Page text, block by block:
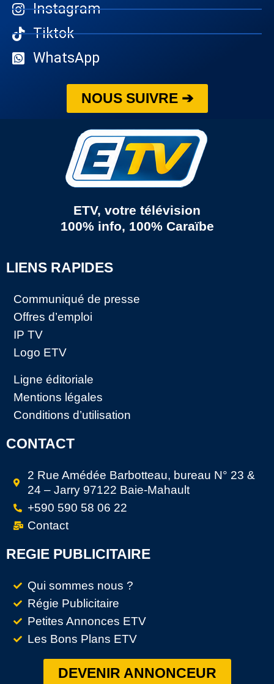
Instagram
Tiktok
WhatsApp
NOUS SUIVRE ➔
ETV, votre télévision
100% info, 100% Caraïbe
LIENS RAPIDES
Communiqué de presse
Offres d’emploi
IP TV
Logo ETV
Ligne éditoriale
Mentions légales
Conditions d’utilisation
CONTACT
2 Rue Amédée Barbotteau, bureau N° 23 &
24 – Jarry 97122 Baie-Mahault
+590 590 58 06 22
Contact
REGIE PUBLICITAIRE
Qui sommes nous ?
Régie Publicitaire
Petites Annonces ETV
Les Bons Plans ETV
DEVENIR ANNONCEUR